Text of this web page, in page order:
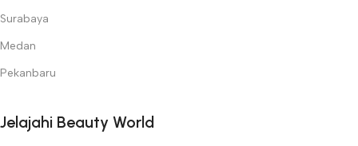
Surabaya
Medan
Pekanbaru
Jelajahi Beauty World